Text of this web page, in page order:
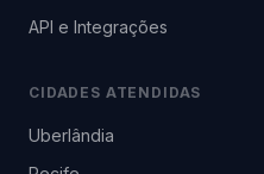
API e Integrações
CIDADES ATENDIDAS
Uberlândia